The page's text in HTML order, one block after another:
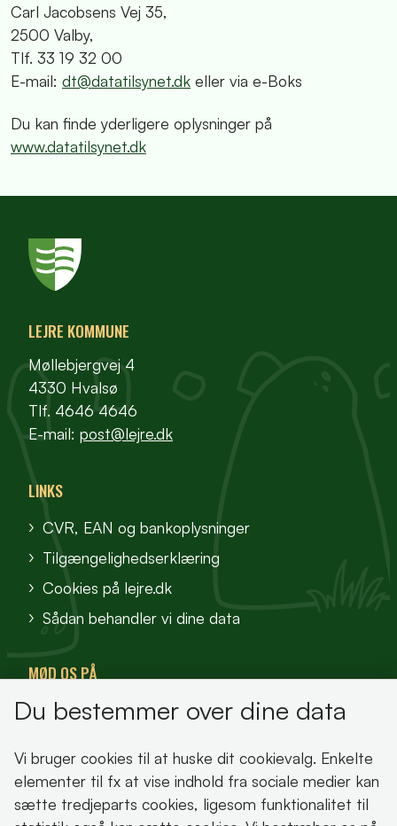
Carl Jacobsens Vej 35,
2500 Valby,
Tlf. 33 19 32 00
E-mail: dt@datatilsynet.dk eller via e-Boks
Du kan finde yderligere oplysninger på
www.datatilsynet.dk
LEJRE KOMMUNE
Møllebjergvej 4
4330 Hvalsø
Tlf. 4646 4646
E-mail: post@lejre.dk
LINKS
CVR, EAN og bankoplysninger
Tilgængelighedserklæring
Cookies på lejre.dk
Sådan behandler vi dine data
MØD OS PÅ
VisitFjordlandet
Oplev Lejre
Du bestemmer over dine data
Vi bruger cookies til at huske dit cookievalg. Enkelte
elementer til fx at vise indhold fra sociale medier kan
sætte tredjeparts cookies, ligesom funktionalitet til